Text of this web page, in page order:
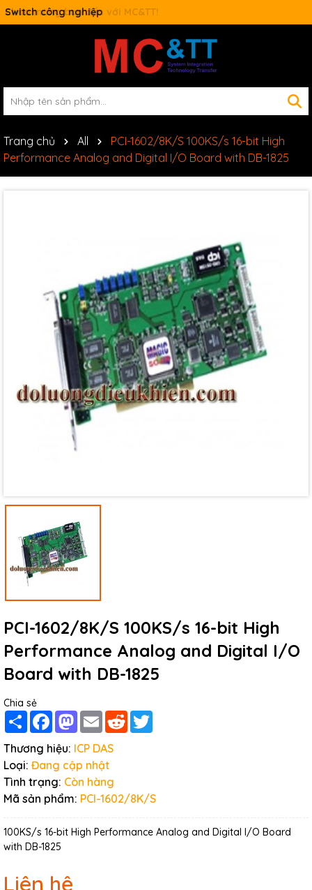
Switch công nghiệp
Trang chủ All
PCI-1602/8K/S 100KS/s 16-bit High
Performance Analog and Digital I/O Board with DB-1825
PCI-1602/8K/S 100KS/s 16-bit High
Performance Analog and Digital I/O
Board with DB-1825
Chia sẻ
Share FacebookMastodon
Email Reddit
Thương hiệu: ICP DAS
Loại: Đang cập nhật
Tình trạng: Còn hàng
Mã sản phẩm: PCI-1602/8K/S
100KS/s 16-bit High Performance Analog and Digital I/O Board
with DB-1825
Liên hệ
Mã giảm giá:
Ngày hết hạn: